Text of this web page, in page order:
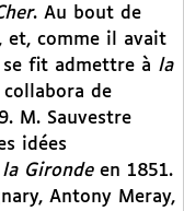
. Au bout de
et, comme il avait
fit admettre à la
de
M. Sauvestre
idées
Gironde en 1851.
Antony Meray,